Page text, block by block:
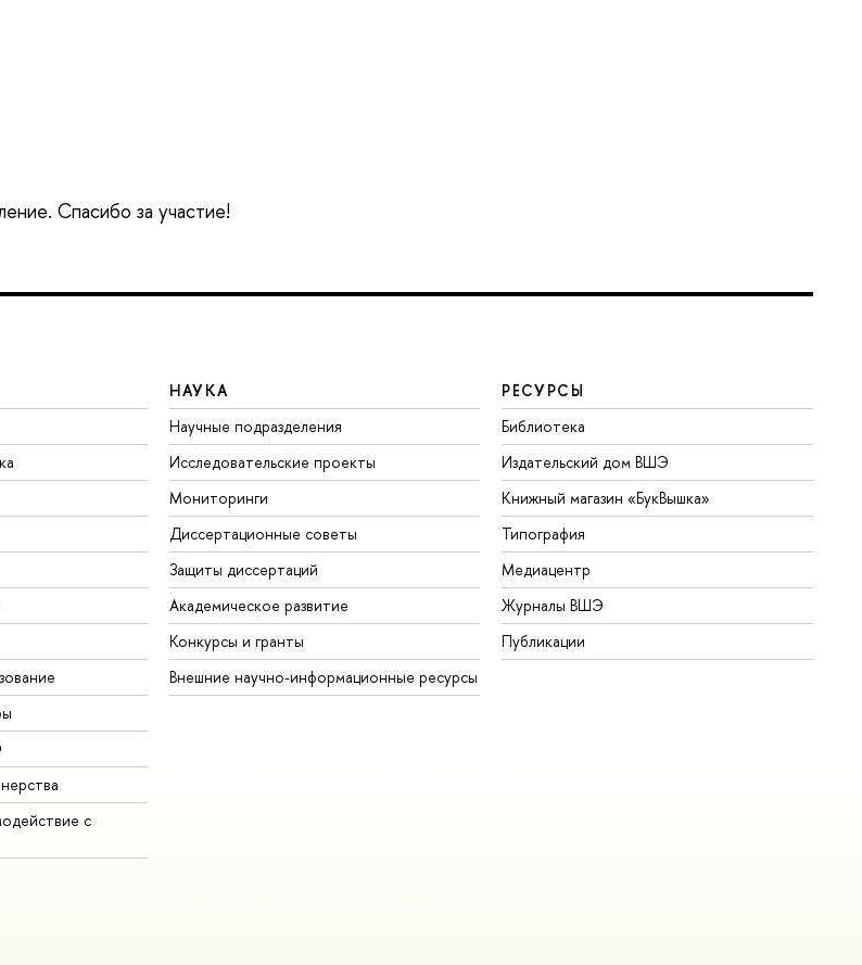
Спасибо за участие!
с
НАУКА
Научные подразделения
Исследовательские проекты
Мониторинги
Диссертационные советы
Защиты диссертаций
Академическое развитие
Конкурсы и гранты
Внешние научно-информационные ресурсы
РЕСУРСЫ
Библиотека
Издательский дом ВШЭ
Книжный магазин «БукВышка»
Типография
Медиацентр
Журналы ВШЭ
Публикации